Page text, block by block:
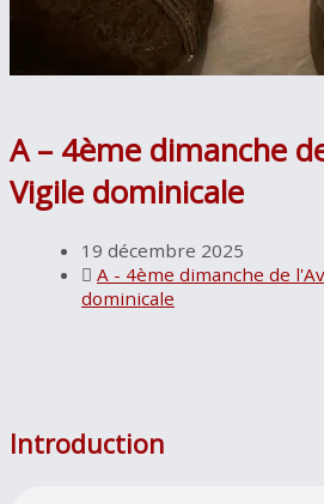
A – 4ème dimanche
Vigile dominicale
19 décembre 2025
A - 4ème dimanche de
dominicale
Introduction